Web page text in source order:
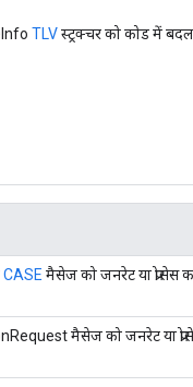
TLVस्ट्रक्चर को कोड में
CASE मैसेज को जनरेट या प्रोसेस
मैसेज को जनरेट या